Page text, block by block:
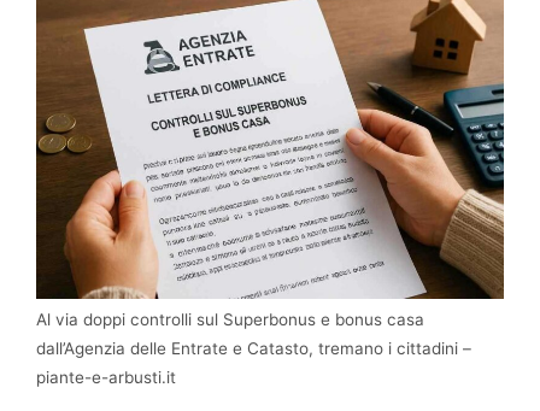
Al via doppi controlli sul Superbonus e bonus casa
dall’Agenzia delle Entrate e Catasto, tremano i cittadini –
piante-e-arbusti.it